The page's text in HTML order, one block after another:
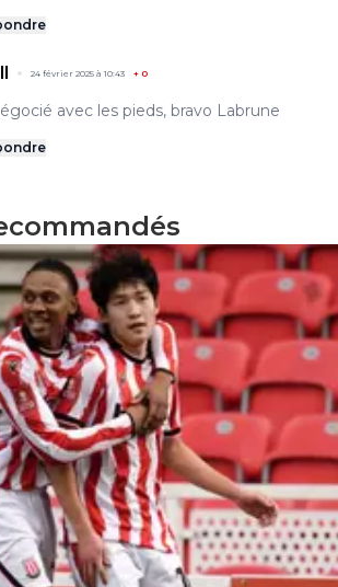
24 février 2025 à 10:43 + 0
avec les pieds, bravo Labrune